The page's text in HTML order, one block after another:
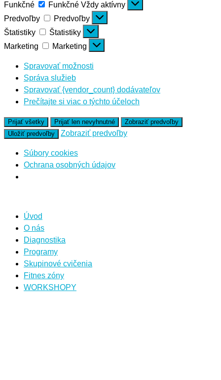
Funkčné
Funkčné Vždy aktívny
Predvoľby
Predvoľby
Štatistiky
Štatistiky
Marketing
Marketing
Spravovať možnosti
Správa služieb
Spravovať {vendor_count} dodávateľov
Prečítajte si viac o týchto účeloch
Prijať všetky Prijať len nevyhnutné
Zobraziť predvoľby
Uložiť predvoľby
Zobraziť predvoľby
Súbory cookies
Ochrana osobných údajov
Úvod
O nás
Diagnostika
Programy
Skupinové cvičenia
Fitnes zóny
WORKSHOPY